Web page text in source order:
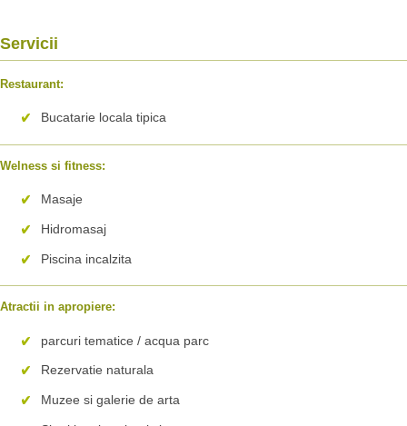
Servicii
Restaurant:
Bucatarie locala tipica
Welness si fitness:
Masaje
Hidromasaj
Piscina incalzita
Atractii in apropiere:
parcuri tematice / acqua parc
Rezervatie naturala
Muzee si galerie de arta